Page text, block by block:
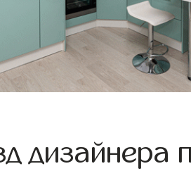
дизайнера